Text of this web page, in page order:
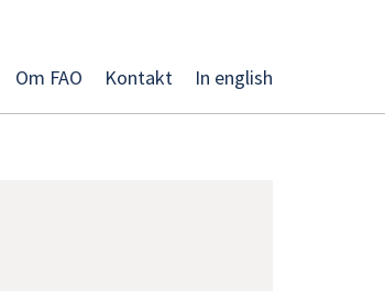
Om FAO Kontakt In english